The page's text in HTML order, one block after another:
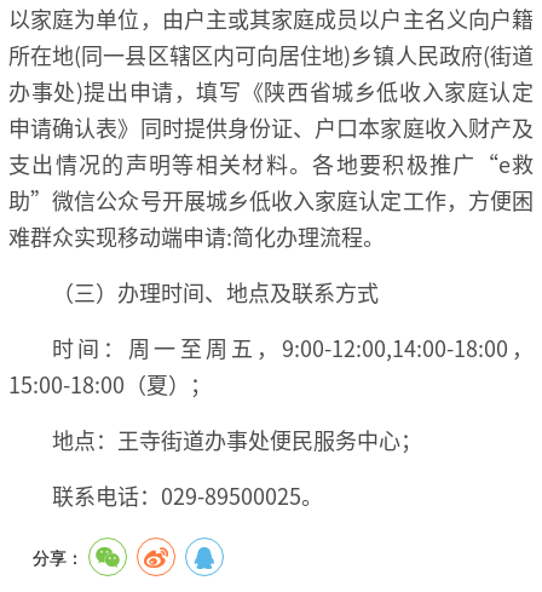
以家庭为单位，由户主或其家庭成员以户主名义向户籍
所在地(同一县区辖区内可向居住地)乡镇人民政府(街道
办事处)提出申请，填写《陕西省城乡低收入家庭认定
申请确认表》同时提供身份证、户口本家庭收入财产及
支出情况的声明等相关材料。各地要积极推广“e救
助”微信公众号开展城乡低收入家庭认定工作，方便困
难群众实现移动端申请:简化办理流程。
（三）办理时间、地点及联系方式
时间：周一至周五，9:00-12:00,14:00-18:00，
15:00-18:00（夏）；
地点：王寺街道办事处便民服务中心；
联系电话：029-89500025。
分享：